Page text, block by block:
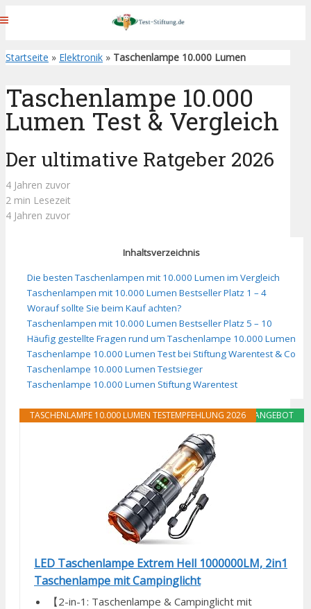
Startseite » Elektronik » Taschenlampe 10.000 Lumen
Taschenlampe 10.000
Lumen Test & Vergleich
Der ultimative Ratgeber 2026
4 Jahren zuvor
2 min Lesezeit
4 Jahren zuvor
Inhaltsverzeichnis
Die besten Taschenlampen mit 10.000 Lumen im Vergleich
Taschenlampen mit 10.000 Lumen Bestseller Platz 1 – 4
Worauf sollte Sie beim Kauf achten?
Taschenlampen mit 10.000 Lumen Bestseller Platz 5 – 10
Häufig gestellte Fragen rund um Taschenlampe 10.000 Lumen
Taschenlampe 10.000 Lumen Test bei Stiftung Warentest & Co
Taschenlampe 10.000 Lumen Testsieger
Taschenlampe 10.000 Lumen Stiftung Warentest
ANGEBOT
TASCHENLAMPE 10.000 LUMEN TESTEMPFEHLUNG 2026
LED Taschenlampe Extrem Hell 1000000LM, 2in1
Taschenlampe mit Campinglicht
【2-in-1: Taschenlampe & Campinglicht mit